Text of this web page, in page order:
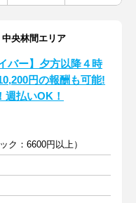
央林間エリア
バー】夕方以降４時
円の報酬も可能!
払いOK！
ク：6600円以上）